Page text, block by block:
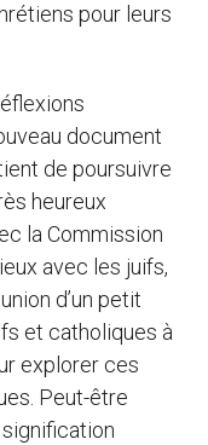
pour leurs
document
de poursuivre
heureux
la Commission
avec les juifs,
d’un petit
et catholiques à
explorer ces
Peut-être